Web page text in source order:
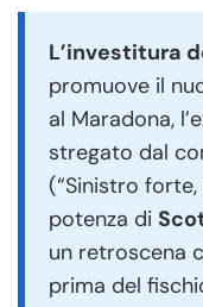
L’investitura
promuove il
al Maradona,
stregato dal
(“Sinistro
potenza di
un retroscena
prima del